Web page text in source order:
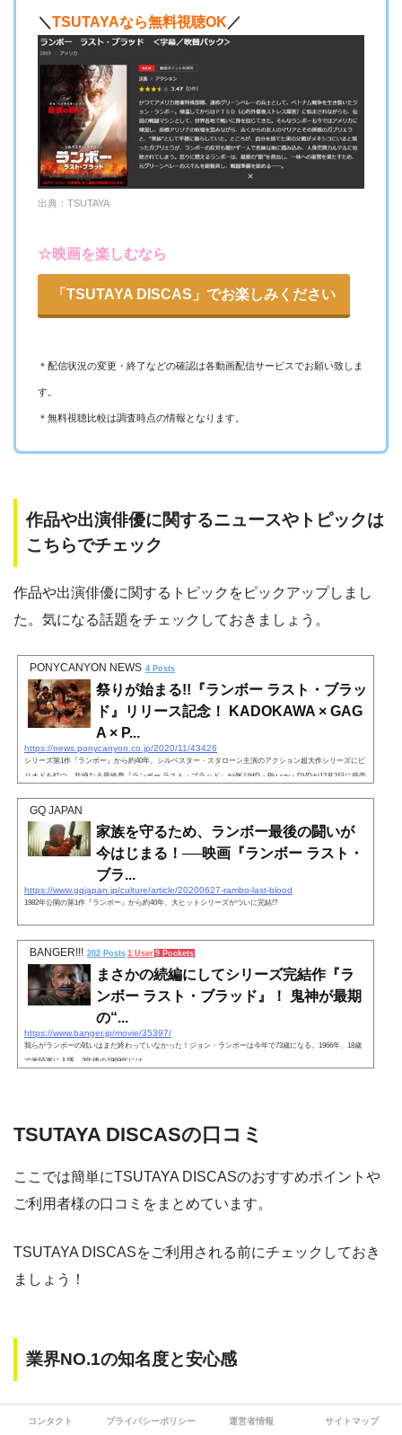
定No1の作品です。30代男性
＼ TSUTAYAなら無料視聴OK ／
出典：TSUTAYA
☆映画を楽しむなら
「TSUTAYA DISCAS」でお楽しみください
＊配信状況の変更・終了などの確認は各動画配信サービスでお願い致しま
す。
＊無料視聴比較は調査時点の情報となります。
作品や出演俳優に関するニュースやトピックは
こちらでチェック
作品や出演俳優に関するトピックをピックアップしまし
た。気になる話題をチェックしておきましょう。
PONYCANYON NEWS 4 Posts
祭りが始まる!!『ランボー ラスト・ブラッ
ド』リリース記念！ KADOKAWA × GAG
A × P...
https://news.ponycanyon.co.jp/2020/11/43426
シリーズ第1作『ランボー』から約40年。シルベスター・スタローン主演のアクション超大作シリーズにピ
リオドを打つ、壮絶なる最終章『ランボー ラスト・ブラッド』が4K UHD・Blu-ray・DVDが12月2日に発売
8日からスタートの予定だ。 この4K UHD・Blu-ray・DVDの発売を記念して、KADOKAWA・GAGA・PONY
CAN
GQ JAPAN
家族を守るため、ランボー最後の闘いが
今はじまる！──映画『ランボー ラスト・
ブラ...
https://www.gqjapan.jp/culture/article/20200627-rambo-last-blood
1982年公開の第1作『ランボー』から約40年、大ヒットシリーズがついに完結!?
BANGER!!! 202 Posts 1 User 9 Pockets
まさかの続編にしてシリーズ完結作『ラ
ンボー ラスト・ブラッド』！ 鬼神が最期
の“...
https://www.banger.jp/movie/35397/
我らがランボーの戦いはまだ終わっていなかった！ジョン・ランボーは今年で73歳になる。1966年、18歳
で米陸軍に入隊。3年後の1969年には…
TSUTAYA DISCASの口コミ
ここでは簡単にTSUTAYA DISCASのおすすめポイントや
ご利用者様の口コミをまとめています。
TSUTAYA DISCASをご利用される前にチェックしておき
ましょう！
業界NO.1の知名度と安心感
映画を観るならTSUTAYA DISCAS
コンタクト プライバシーポリシー 運営者情報 サイトマップ